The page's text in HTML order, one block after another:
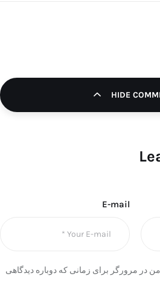
HIDE
E-mail
در مرورگر برای زمانی که دوباره دیدگاهی